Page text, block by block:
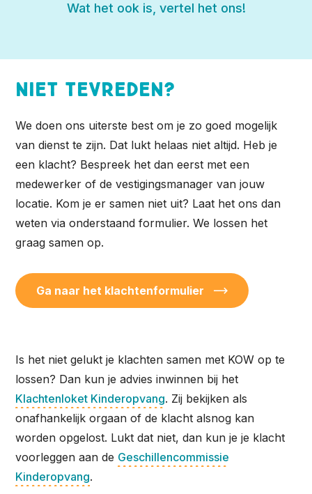
Wat het ook is, vertel het ons!
Niet tevreden?
We doen ons uiterste best om je zo goed mogelijk
van dienst te zijn. Dat lukt helaas niet altijd. Heb je
een klacht? Bespreek het dan eerst met een
medewerker of de vestigingsmanager van jouw
locatie. Kom je er samen niet uit? Laat het ons dan
weten via onderstaand formulier. We lossen het
graag samen op.
Ga naar het klachtenformulier
Is het niet gelukt je klachten samen met KOW op te
lossen? Dan kun je advies inwinnen bij het
Klachtenloket Kinderopvang. Zij bekijken als
onafhankelijk orgaan of de klacht alsnog kan
worden opgelost. Lukt dat niet, dan kun je je klacht
voorleggen aan de Geschillencommissie
Kinderopvang.